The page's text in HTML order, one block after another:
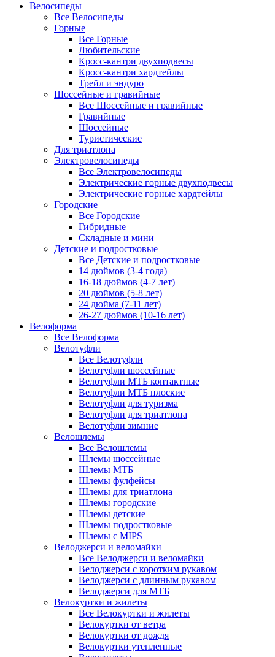
Велосипеды
Все Велосипеды
Горные
Все Горные
Любительские
Кросс-кантри двухподвесы
Кросс-кантри хардтейлы
Трейл и эндуро
Шоссейные и гравийные
Все Шоссейные и гравийные
Гравийные
Шоссейные
Туристические
Для триатлона
Электровелосипеды
Все Электровелосипеды
Электрические горные двухподвесы
Электрические горные хардтейлы
Городские
Все Городские
Гибридные
Складные и мини
Детские и подростковые
Все Детские и подростковые
14 дюймов (3-4 года)
16-18 дюймов (4-7 лет)
20 дюймов (5-8 лет)
24 дюйма (7-11 лет)
26-27 дюймов (10-16 лет)
Велоформа
Все Велоформа
Велотуфли
Все Велотуфли
Велотуфли шоссейные
Велотуфли МТБ контактные
Велотуфли МТБ плоские
Велотуфли для туризма
Велотуфли для триатлона
Велотуфли зимние
Велошлемы
Все Велошлемы
Шлемы шоссейные
Шлемы МТБ
Шлемы фулфейсы
Шлемы для триатлона
Шлемы городские
Шлемы детские
Шлемы подростковые
Шлемы с MIPS
Велоджерси и веломайки
Все Велоджерси и веломайки
Велоджерси с коротким рукавом
Велоджерси с длинным рукавом
Велоджерси для МТБ
Велокуртки и жилеты
Все Велокуртки и жилеты
Велокуртки от ветра
Велокуртки от дождя
Велокуртки утепленные